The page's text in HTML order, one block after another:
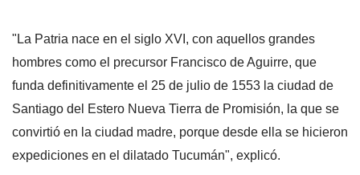
"La Patria nace en el siglo XVI, con aquellos grandes
hombres como el precursor Francisco de Aguirre, que
funda definitivamente el 25 de julio de 1553 la ciudad de
Santiago del Estero Nueva Tierra de Promisión, la que se
convirtió en la ciudad madre, porque desde ella se hicieron
expediciones en el dilatado Tucumán", explicó.